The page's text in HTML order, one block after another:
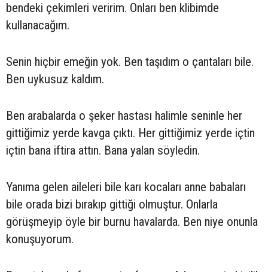
bendeki çekimleri veririm. Onları ben klibimde
kullanacağım.
Senin hiçbir emeğin yok. Ben taşıdım o çantaları bile.
Ben uykusuz kaldım.
Ben arabalarda o şeker hastası halimle seninle her
gittiğimiz yerde kavga çıktı. Her gittiğimiz yerde içtin
içtin bana iftira attın. Bana yalan söyledin.
Yanıma gelen aileleri bile karı kocaları anne babaları
bile orada bizi bırakıp gittiği olmuştur. Onlarla
görüşmeyip öyle bir burnu havalarda. Ben niye onunla
konuşuyorum.